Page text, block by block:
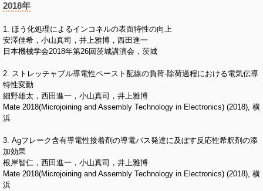
2018年
1. ほう化処理によるインコネルの表面特性の向上
安澤佳希，小山真司，井上雅博，西田進一
日本機械学会2018年第26回茨城講演会，茨城
2. ストレッチャブル導電性ペースト配線の負荷-除荷過程における電気伝導
特性変動
細野雄太，西田進一，小山真司，井上雅博
Mate 2018(Microjoining and Assembly Technology in Electronics) (2018), 横
浜
3. Agフレーク含有導電性接着剤の導電パス発達に及ぼす反応性希釈剤の添
加効果
根岸智仁，西田進一，小山真司，井上雅博
Mate 2018(Microjoining and Assembly Technology in Electronics) (2018), 横
浜